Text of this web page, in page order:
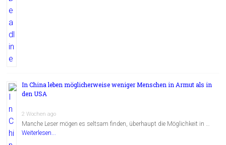
In China leben möglicherweise weniger Menschen in Armut als in
den USA
2 Wochen ago
Manche Leser mögen es seltsam finden, überhaupt die Möglichkeit in …
Weiterlesen...